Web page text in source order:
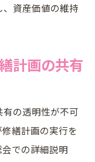
資産価値の維持
計画の共有
の透明性が不可
繕計画の実行を
での詳細説明